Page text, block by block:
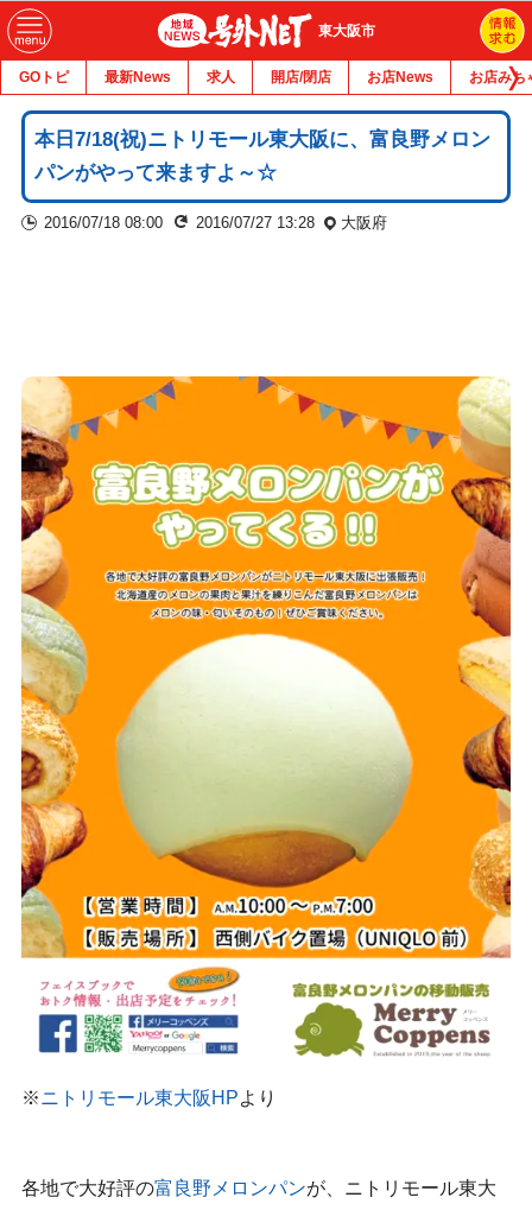
東大阪市
GOトピ 最新News 求人 開店/閉店 お店News お店みち
本日7/18(祝)ニトリモール東大阪に、富良野メロン
パンがやって来ますよ～☆
2016/07/18 08:00 2016/07/27 13:28 大阪府
※ニトリモール東大阪HPより
各地で大好評の富良野メロンパンが、ニトリモール東大